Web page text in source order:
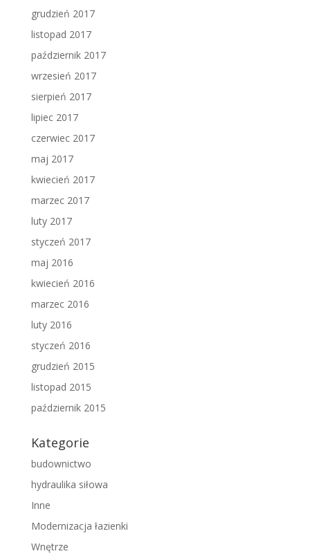
grudzień 2017
listopad 2017
październik 2017
wrzesień 2017
sierpień 2017
lipiec 2017
czerwiec 2017
maj 2017
kwiecień 2017
marzec 2017
luty 2017
styczeń 2017
maj 2016
kwiecień 2016
marzec 2016
luty 2016
styczeń 2016
grudzień 2015
listopad 2015
październik 2015
Kategorie
budownictwo
hydraulika siłowa
Inne
Modernizacja łazienki
Wnętrze